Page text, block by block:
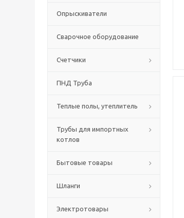
Опрыскиватели
Сварочное оборудование
Счетчики
ПНД Труба
Теплые полы, утеплитель
Трубы для импортных
котлов
Бытовые товары
Шланги
Электротовары